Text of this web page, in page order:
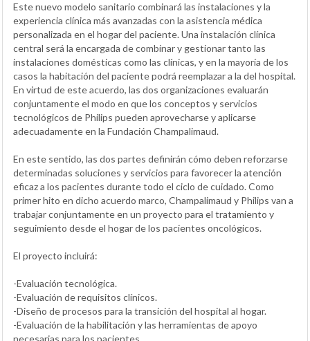
Este nuevo modelo sanitario combinará las instalaciones y la
experiencia clínica más avanzadas con la asistencia médica
personalizada en el hogar del paciente. Una instalación clínica
central será la encargada de combinar y gestionar tanto las
instalaciones domésticas como las clínicas, y en la mayoría de los
casos la habitación del paciente podrá reemplazar a la del hospital.
En virtud de este acuerdo, las dos organizaciones evaluarán
conjuntamente el modo en que los conceptos y servicios
tecnológicos de Philips pueden aprovecharse y aplicarse
adecuadamente en la Fundación Champalimaud.
En este sentido, las dos partes definirán cómo deben reforzarse
determinadas soluciones y servicios para favorecer la atención
eficaz a los pacientes durante todo el ciclo de cuidado. Como
primer hito en dicho acuerdo marco, Champalimaud y Philips van a
trabajar conjuntamente en un proyecto para el tratamiento y
seguimiento desde el hogar de los pacientes oncológicos.
El proyecto incluirá:
-Evaluación tecnológica.
-Evaluación de requisitos clínicos.
-Diseño de procesos para la transición del hospital al hogar.
-Evaluación de la habilitación y las herramientas de apoyo
necesarias para los pacientes.